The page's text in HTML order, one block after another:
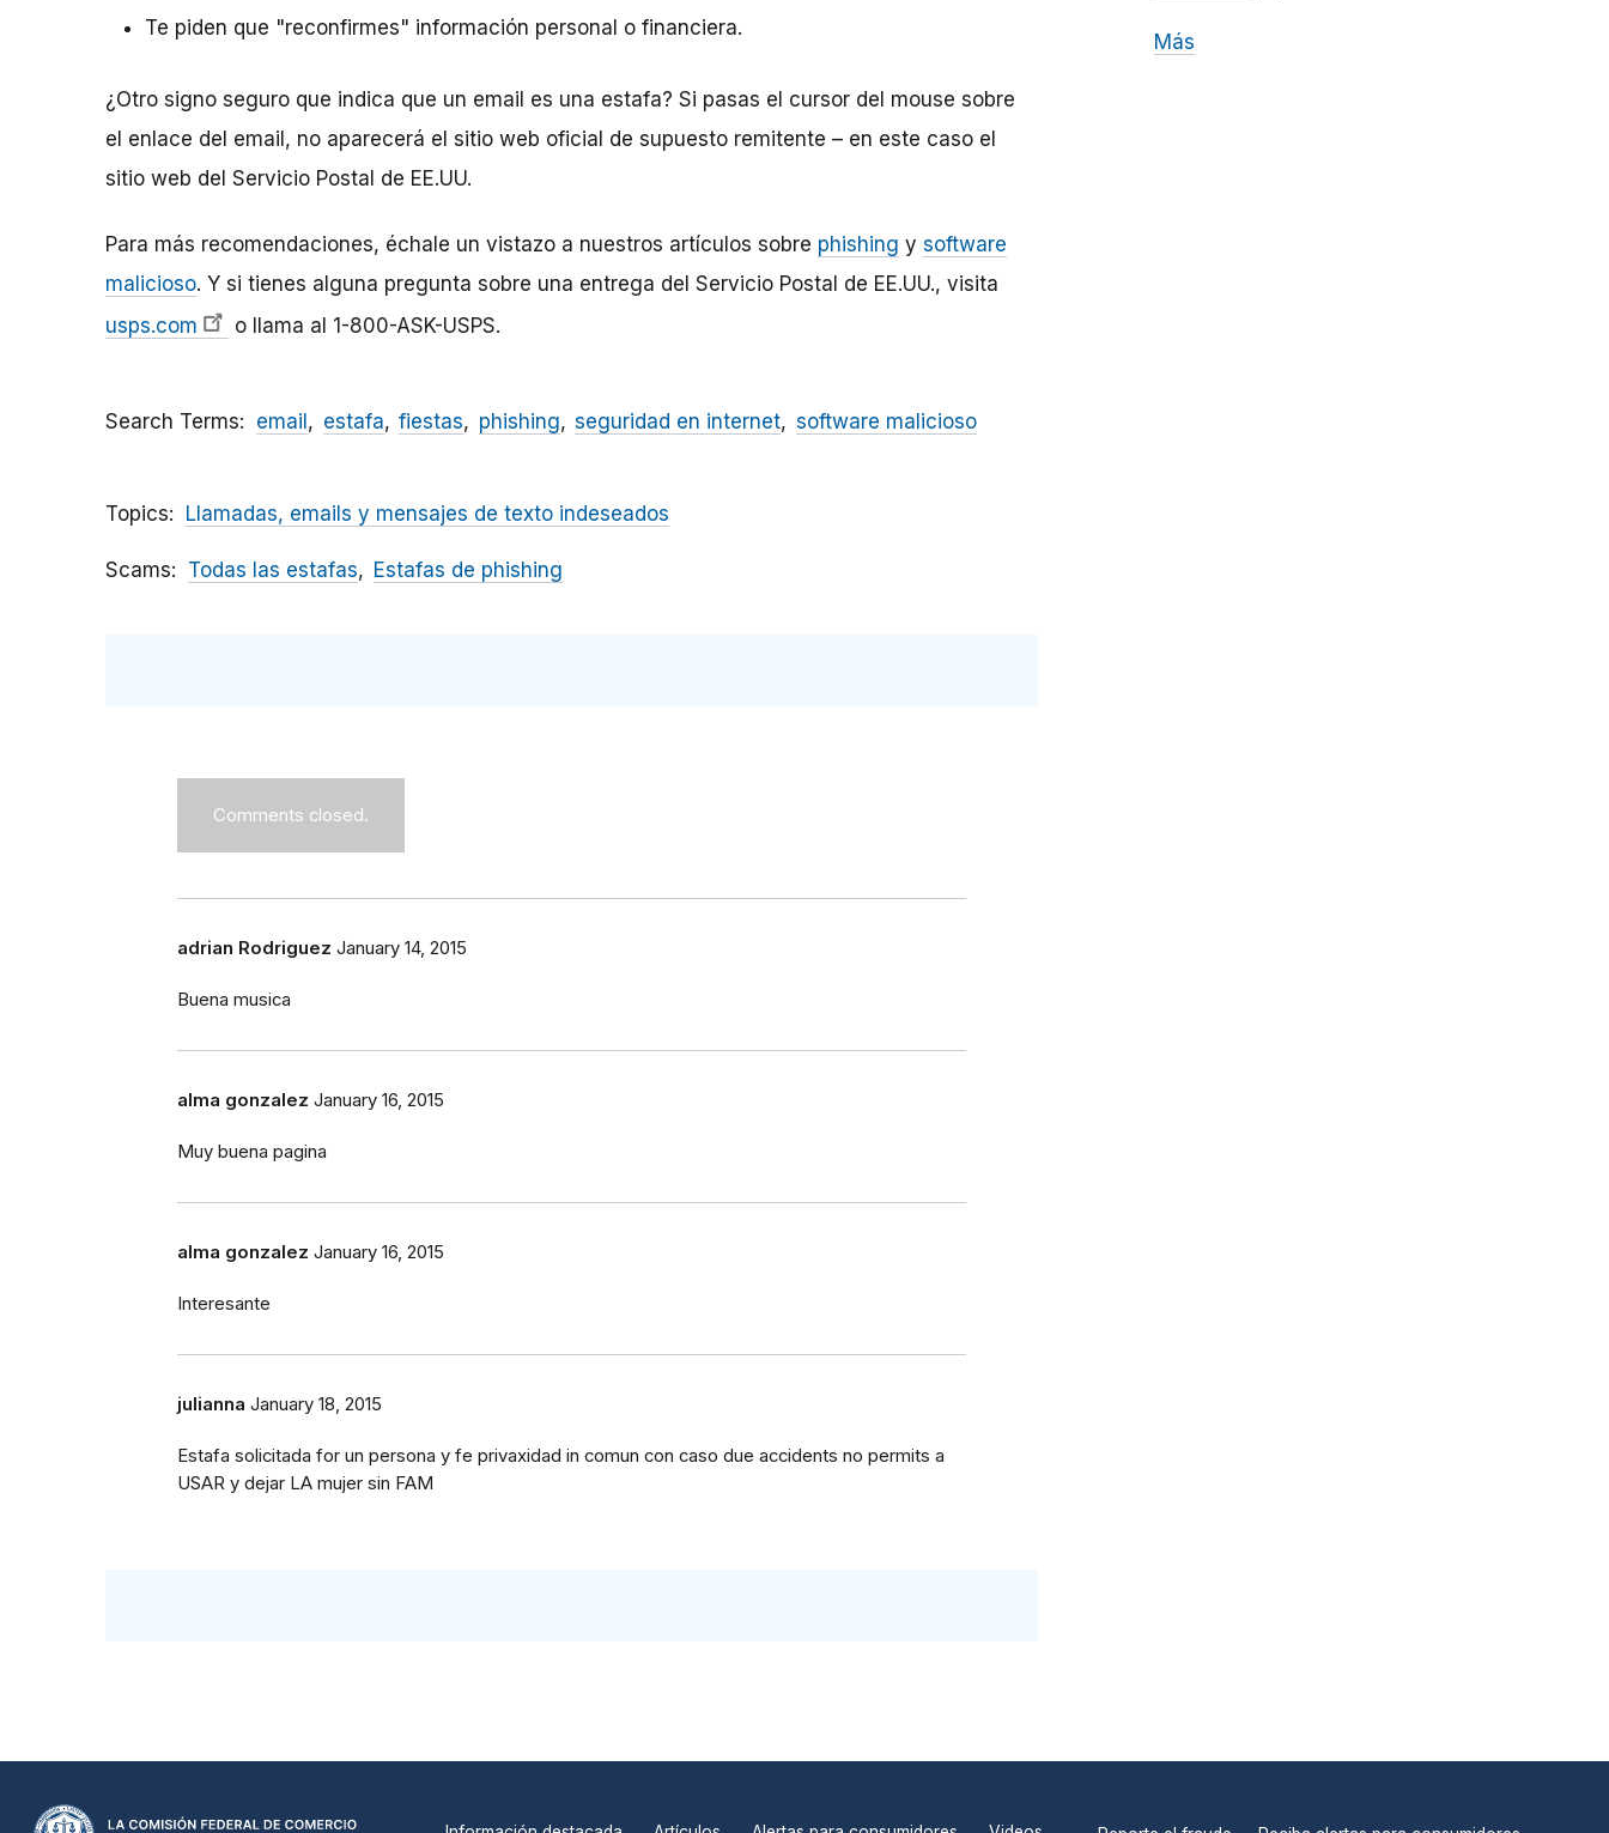
Te piden que "reconfirmes" información personal o financiera.
¿Otro signo seguro que indica que un email es una estafa? Si pasas el cursor del mouse sobre
el enlace del email, no aparecerá el sitio web oficial de supuesto remitente – en este caso el
sitio web del Servicio Postal de EE.UU.
Para más recomendaciones, échale un vistazo a nuestros artículos sobre phishing y software
malicioso. Y si tienes alguna pregunta sobre una entrega del Servicio Postal de EE.UU., visita
usps.com
o llama al 1-800-ASK-USPS.
Search Terms email estafa fiestas phishing seguridad en internet software malicioso
Topics Llamadas, emails y mensajes de texto indeseados
Scams Todas las estafas Estafas de phishing
Comments closed.
adrian Rodriguez January 14, 2015
Buena musica
alma gonzalez January 16, 2015
Muy buena pagina
alma gonzalez January 16, 2015
Interesante
julianna January 18, 2015
Estafa solicitada for un persona y fe privaxidad in comun con caso due accidents no permits a
USAR y dejar LA mujer sin FAM
Más